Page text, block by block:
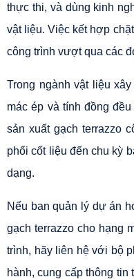
thực thi, và dùng kinh
vật liệu. Việc kết hợp
công trình vượt qua các
Trong ngành vật liệu
mác ép và tính đồng
sản xuất gạch terrazzo
phối cốt liệu đến chu kỳ
dạng.
Nếu ban quản lý dự án
gạch terrazzo cho hạng
trình, hãy liên hệ với bộ
hành, cung cấp thông